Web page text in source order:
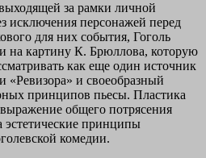
за рамки личной
исключения персонажей перед
для них события, Гоголь
на картину К. Брюллова, которую
как еще один источник
«Ревизора» и своеобразный
принципов пьесы. Пластика
общего потрясения
эстетические принципы
комедии.